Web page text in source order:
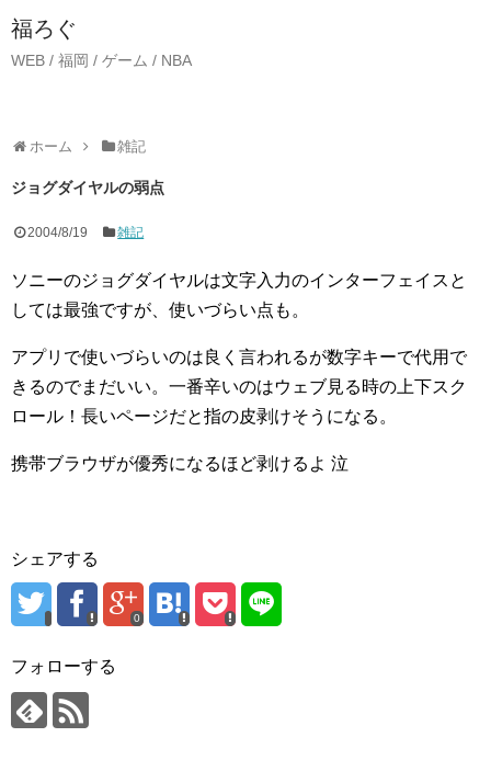
福ろぐ
WEB / 福岡 / ゲーム / NBA
ホーム 雑記
ジョグダイヤルの弱点
2004/8/19 雑記
ソニーのジョグダイヤルは文字入力のインターフェイスと
しては最強ですが、使いづらい点も。
アプリで使いづらいのは良く言われるが数字キーで代用で
きるのでまだいい。一番辛いのはウェブ見る時の上下スク
ロール！長いページだと指の皮剥けそうになる。
携帯ブラウザが優秀になるほど剥けるよ 泣
シェアする
0
フォローする